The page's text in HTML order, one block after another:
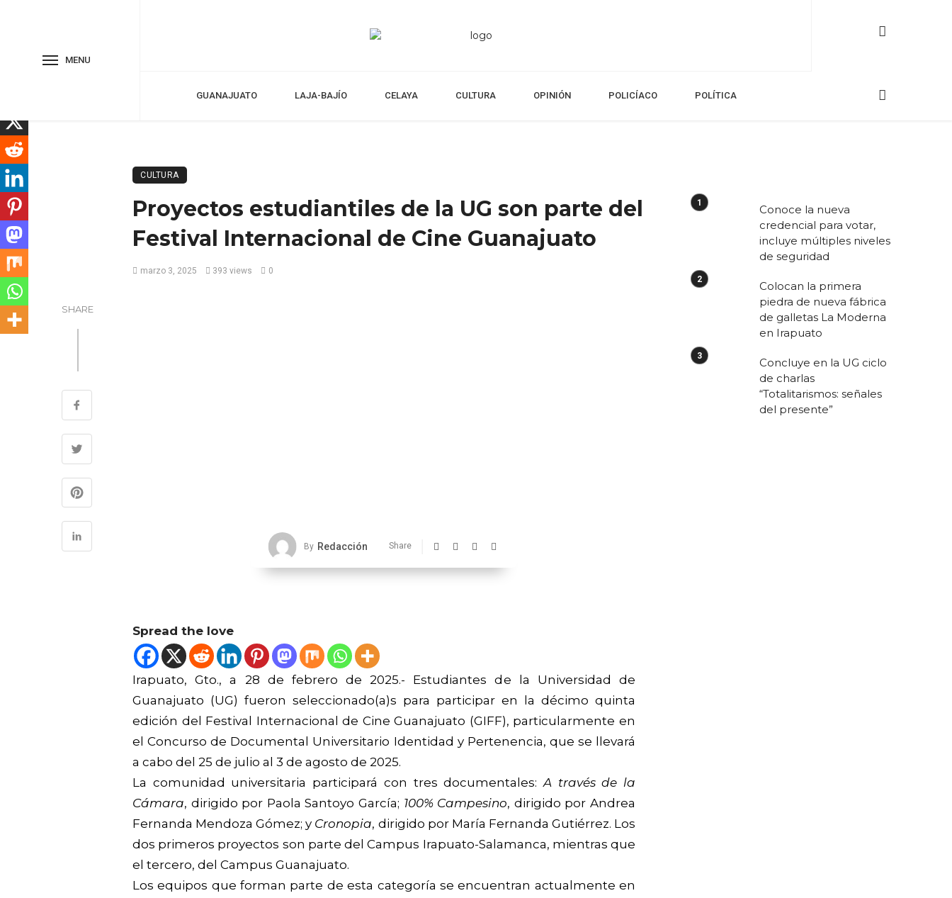
MENU
GUANAJUATO LAJA-BAJÍO CELAYA CULTURA OPINIÓN POLICÍACO POLÍTICA
CULTURA
Proyectos estudiantiles de la UG son parte del
Festival Internacional de Cine Guanajuato
marzo 3, 2025 393 views 0
SHARE
By Redacción Share
Spread the love
Irapuato, Gto., a 28 de febrero de 2025.- Estudiantes de la Universidad de
Guanajuato (UG) fueron seleccionado(a)s para participar en la décimo quinta
edición del Festival Internacional de Cine Guanajuato (GIFF), particularmente en
el Concurso de Documental Universitario Identidad y Pertenencia, que se llevará
a cabo del 25 de julio al 3 de agosto de 2025.
La comunidad universitaria participará con tres documentales:A través de la
Cámara, dirigido por Paola Santoyo García; 100% Campesino, dirigido por Andrea
Fernanda Mendoza Gómez; y Cronopia, dirigido por María Fernanda Gutiérrez. Los
dos primeros proyectos son parte del Campus Irapuato-Salamanca, mientras que
el tercero, del Campus Guanajuato.
Los equipos que forman parte de esta categoría se encuentran actualmente en
Conoce la nueva
credencial para votar,
incluye múltiples niveles
de seguridad
Colocan la primera
piedra de nueva fábrica
de galletas La Moderna
en Irapuato
Concluye en la UG ciclo
de charlas
“Totalitarismos: señales
del presente”